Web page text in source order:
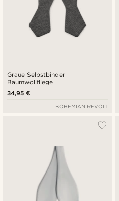
Graue Selbstbinder
Baumwollfliege
34,95 €
BOHEMIAN REVOLT